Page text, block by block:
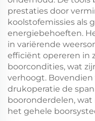
prestaties door
koolstofemissies als
energiebehoeften.
in variërende
efficiënt opereren in
boorcondities, wat
verhoogt.
drukoperatie de
booronderdelen,
het gehele